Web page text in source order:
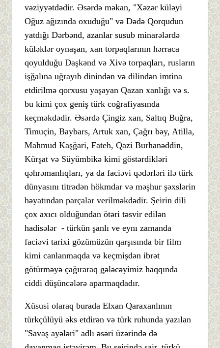
vəziyyətdədir. Əsərdə məkan, "Xəzər küləyi
Oğuz ağızında oxuduğu" və Dədə Qorqudun
yatdığı Dərbənd, azanlar susub minarələrdə
küləklər oynaşan, xan torpaqlarının hərraca
qoyulduğu Daşkənd və Xivə torpaqları, rusların
işğalına uğrayıb dinindən və dilindən imtina
etdirilmə qorxusu yaşayan Qazan xanlığı və s.
bu kimi çox geniş türk coğrafiyasında
keçməkdədir. Əsərdə Çingiz xan, Saltıq Buğra,
Timuçin, Baybars, Artuk xan, Çağrı bəy, Atilla,
Mahmud Kaşğari, Fateh, Qazi Burhanəddin,
Kürşat və Süyümbikə kimi göstərdikləri
qəhrəmanlıqları, ya da faciəvi qədərləri ilə türk
dünyasını titrədən hökmdar və məşhur şəxslərin
həyatından parçalar verilməkdədir. Şeirin dili
çox axıcı olduğundan ötəri təsvir edilən
hadisələr - türkün şanlı ve eynı zamanda
faciəvi tarixi gözümüzün qarşısında bir film
kimi canlanmaqda və keçmişdən ibrət
götürməyə çağıraraq gələcəyimiz haqqında
ciddi düşüncələrə aparmaqdadır.
Xüsusi olaraq burada Elxan Qaraxanlının
türkçülüyü əks etdirən və türk ruhunda yazılan
"Savaş ayələri" adlı əsəri üzərində də